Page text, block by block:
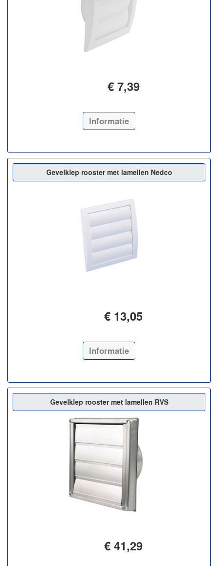
€ 7,39
Informatie
Gevelklep rooster met lamellen Nedco
€ 13,05
Informatie
Gevelklep rooster met lamellen RVS
€ 41,29